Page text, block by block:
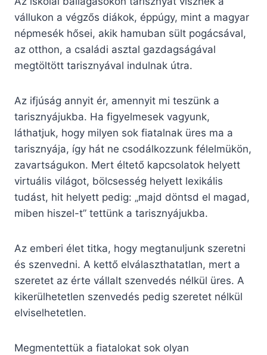
vállukon a végzős diákok, éppúgy, mint a magyar
népmesék hősei, akik hamuban sült pogácsával,
az otthon, a családi asztal gazdagságával
megtöltött tarisznyával indulnak útra.
Az ifjúság annyit ér, amennyit mi teszünk a
tarisznyájukba. Ha figyelmesek vagyunk,
láthatjuk, hogy milyen sok fiatalnak üres ma a
tarisznyája, így hát ne csodálkozzunk félelmükön,
zavartságukon. Mert éltető kapcsolatok helyett
virtuális világot, bölcsesség helyett lexikális
tudást, hit helyett pedig: „majd döntsd el magad,
miben hiszel-t” tettünk a tarisznyájukba.
Az emberi élet titka, hogy megtanuljunk szeretni
és szenvedni. A kettő elválaszthatatlan, mert a
szeretet az érte vállalt szenvedés nélkül üres. A
kikerülhetetlen szenvedés pedig szeretet nélkül
elviselhetetlen.
Megmentettük a fiatalokat sok olyan